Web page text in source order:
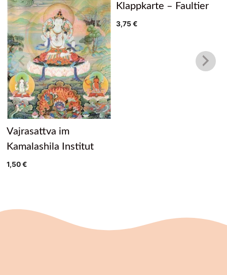
Vajrasattva im
Kamalashila Institut
1,50€
Klappkarte – Faultier
3,75€